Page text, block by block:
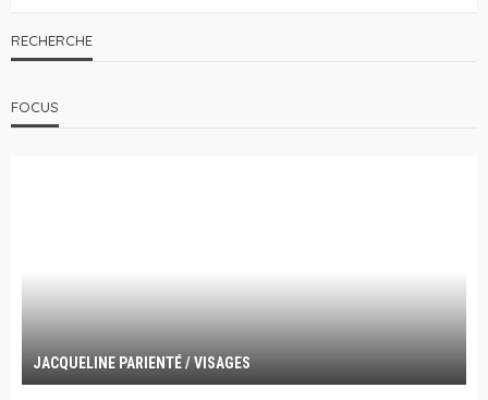
RECHERCHE
FOCUS
JACQUELINE PARIENTÉ / VISAGES